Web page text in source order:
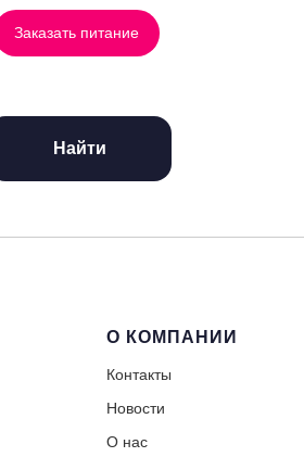
Заказать питание
Найти
О КОМПАНИИ
Контакты
Новости
О нас